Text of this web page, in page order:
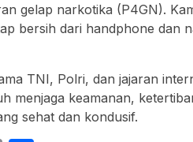
gelap narkotika (P4GN).
bersih dari handphone dan
TNI, Polri, dan jajaran
menjaga keamanan,
sehat dan kondusif.